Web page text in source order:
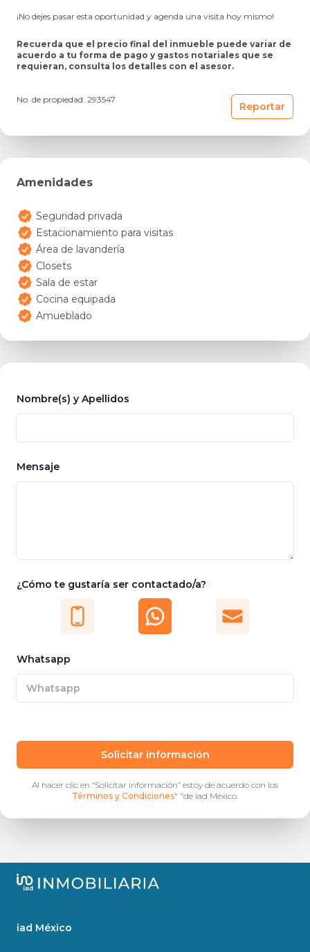
¡No dejes pasar esta oportunidad y agenda una visita hoy mismo!
Recuerda que el precio final del inmueble puede variar de
acuerdo a tu forma de pago y gastos notariales que se
requieran, consulta los detalles con el asesor.
No. de propiedad: 293547
Reportar
Amenidades
Seguridad privada
Estacionamiento para visitas
Área de lavandería
Closets
Sala de estar
Cocina equipada
Amueblado
Nombre(s) y Apellidos
Mensaje
¿Cómo te gustaría ser contactado/a?
Whatsapp
Solicitar información
Al hacer clic en “Solicitar información” estoy de acuerdo con los
Términos y Condiciones" "de iad México.
iad México